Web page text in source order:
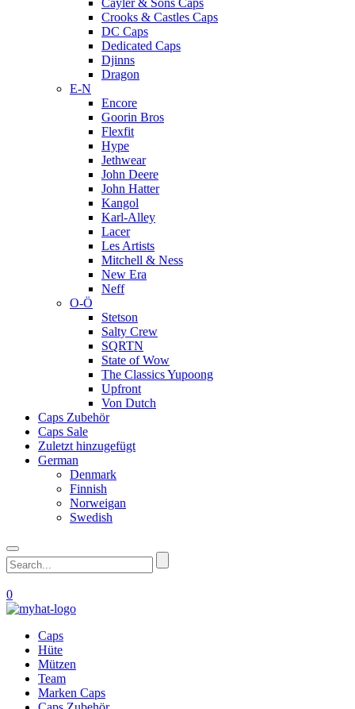
Cayler & Sons Caps
Crooks & Castles Caps
DC Caps
Dedicated Caps
Djinns
Dragon
E-N
Encore
Goorin Bros
Flexfit
Hype
Jethwear
John Deere
John Hatter
Kangol
Karl-Alley
Lacer
Les Artists
Mitchell & Ness
New Era
Neff
O-Ö
Stetson
Salty Crew
SQRTN
State of Wow
The Classics Yupoong
Upfront
Von Dutch
Caps Zubehör
Caps Sale
Zuletzt hinzugefügt
German
Denmark
Finnish
Norweigan
Swedish
0
Caps
Hüte
Mützen
Team
Marken Caps